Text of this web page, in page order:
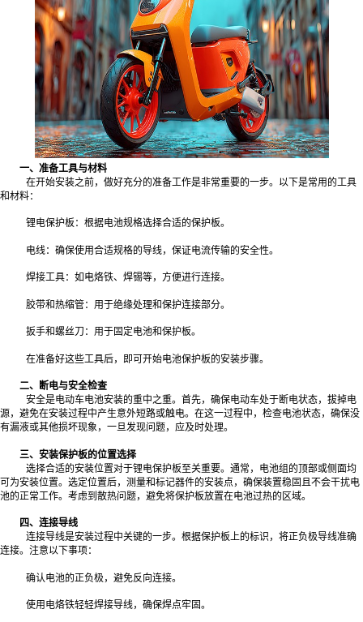
一、准备工具与材料
在开始安装之前，做好充分的准备工作是非常重要的一步。以下是常用的工具
和材料：
锂电保护板：根据电池规格选择合适的保护板。
电线：确保使用合适规格的导线，保证电流传输的安全性。
焊接工具：如电烙铁、焊锡等，方便进行连接。
胶带和热缩管：用于绝缘处理和保护连接部分。
扳手和螺丝刀：用于固定电池和保护板。
在准备好这些工具后，即可开始电池保护板的安装步骤。
二、断电与安全检查
安全是电动车电池安装的重中之重。首先，确保电动车处于断电状态，拔掉电
源，避免在安装过程中产生意外短路或触电。在这一过程中，检查电池状态，确保没
有漏液或其他损坏现象，一旦发现问题，应及时处理。
三、安装保护板的位置选择
选择合适的安装位置对于锂电保护板至关重要。通常，电池组的顶部或侧面均
可为安装位置。选定位置后，测量和标记器件的安装点，确保装置稳固且不会干扰电
池的正常工作。考虑到散热问题，避免将保护板放置在电池过热的区域。
四、连接导线
连接导线是安装过程中关键的一步。根据保护板上的标识，将正负极导线准确
连接。注意以下事项：
确认电池的正负极，避免反向连接。
使用电烙铁轻轻焊接导线，确保焊点牢固。